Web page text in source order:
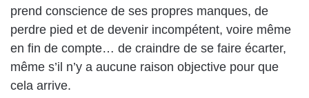
prend conscience de ses propres manques, de
perdre pied et de devenir incompétent, voire même
en fin de compte… de craindre de se faire écarter,
même s’il n’y a aucune raison objective pour que
cela arrive.